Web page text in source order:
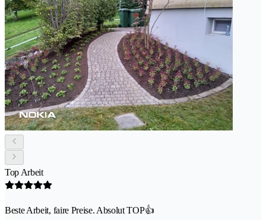
Top Arbeit
Beste Arbeit, faire Preise. Absolut TOP👍